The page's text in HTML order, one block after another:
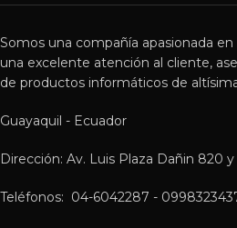
Somos una compañía apasionada
una excelente atención al cliente,
de productos informáticos de
Guayaquil - Ecuador
Dirección: Av. Luis Plaza Dañin 820
Teléfonos: 04-6042287 -